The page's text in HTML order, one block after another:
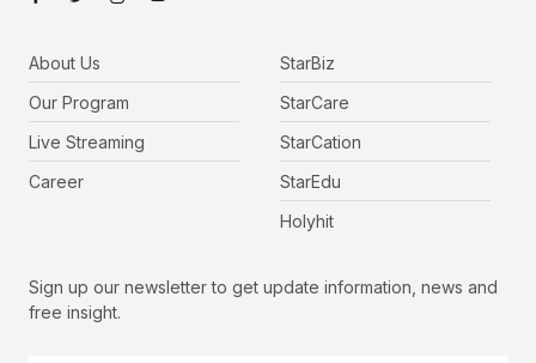
About Us
Our Program
Live Streaming
Career
StarBiz
StarCare
StarCation
StarEdu
Holyhit
Sign up our newsletter to get update information, news and
free insight.